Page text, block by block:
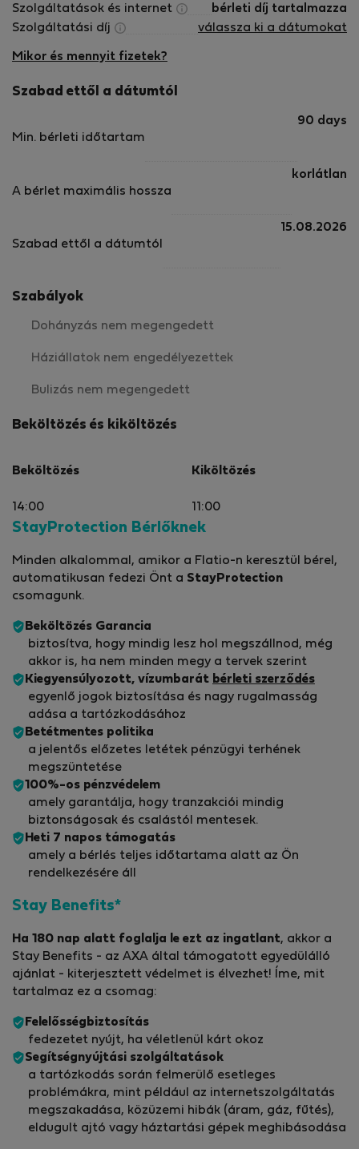
Szolgáltatások és internet
bérleti díj tartalmazza
Szolgáltatási díj
válassza ki a dátumokat
Mikor és mennyit fizetek?
Szabad ettől a dátumtól
Min. bérleti időtartam
90 days
A bérlet maximális hossza
korlátlan
Szabad ettől a dátumtól
15.08.2026
Szabályok
Dohányzás nem megengedett
Háziállatok nem engedélyezettek
Bulizás nem megengedett
Beköltözés és kiköltözés
Beköltözés
14:00
Kiköltözés
11:00
StayProtection Bérlőknek
Minden alkalommal, amikor a Flatio-n keresztül bérel,
automatikusan fedezi Önt a StayProtection
csomagunk.
Beköltözés Garancia
biztosítva, hogy mindig lesz hol megszállnod, még
akkor is, ha nem minden megy a tervek szerint
Kiegyensúlyozott, vízumbarát bérleti szerződés
egyenlő jogok biztosítása és nagy rugalmasság
adása a tartózkodásához
Betétmentes politika
a jelentős előzetes letétek pénzügyi terhének
megszüntetése
100%-os pénzvédelem
amely garantálja, hogy tranzakciói mindig
biztonságosak és csalástól mentesek.
Heti 7 napos támogatás
amely a bérlés teljes időtartama alatt az Ön
rendelkezésére áll
Stay Benefits*
Ha 180 nap alatt foglalja le ezt az ingatlant, akkor a
Stay Benefits - az AXA által támogatott egyedülálló
ajánlat - kiterjesztett védelmet is élvezhet! Íme, mit
tartalmaz ez a csomag:
Felelősségbiztosítás
fedezetet nyújt, ha véletlenül kárt okoz
Segítségnyújtási szolgáltatások
a tartózkodás során felmerülő esetleges
problémákra, mint például az internetszolgáltatás
megszakadása, közüzemi hibák (áram, gáz, fűtés),
eldugult ajtó vagy háztartási gépek meghibásodása